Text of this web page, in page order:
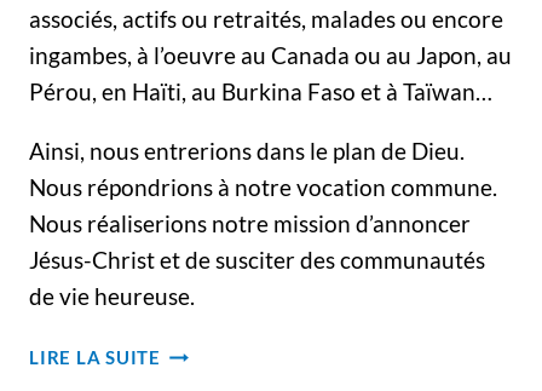
associés, actifs ou retraités, malades ou encore
ingambes, à l’oeuvre au Canada ou au Japon, au
Pérou, en Haïti, au Burkina Faso et à Taïwan…
Ainsi, nous entrerions dans le plan de Dieu.
Nous répondrions à notre vocation commune.
Nous réaliserions notre mission d’annoncer
Jésus-Christ et de susciter des communautés
de vie heureuse.
LIRE LA SUITE SE